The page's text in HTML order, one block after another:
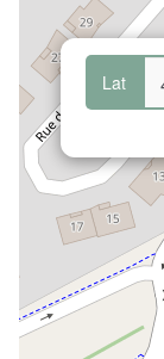
Lat